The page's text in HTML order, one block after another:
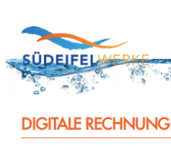
Inhalt
springen
DIGITALE RECHNUNG